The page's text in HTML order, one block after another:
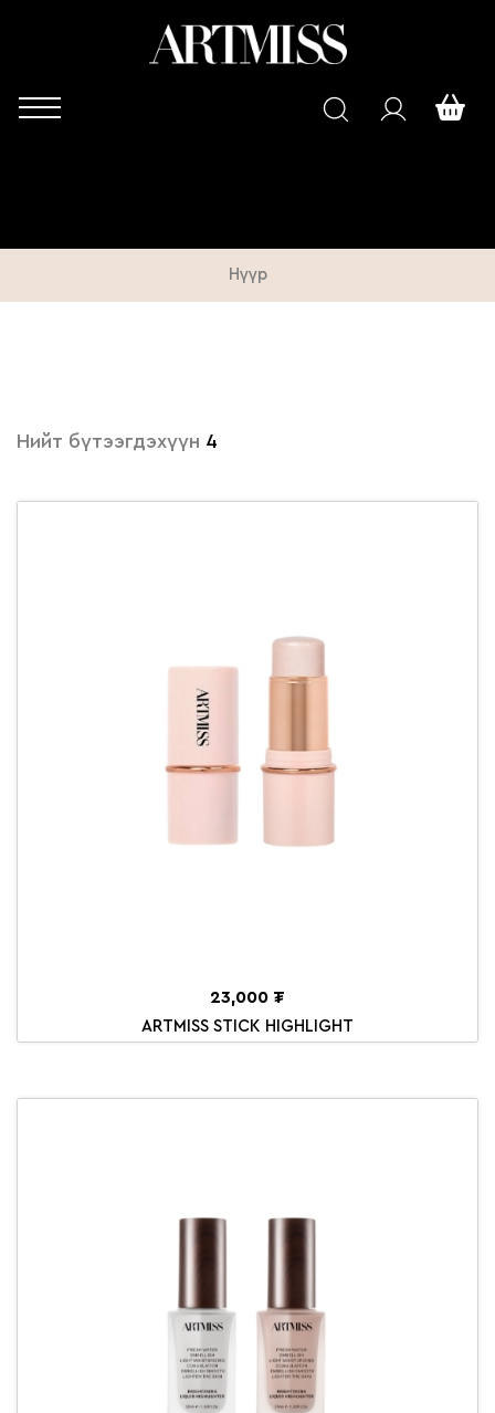
Нүүр
Нийт бүтээгдэхүүн 4
23,000 ₮
ARTMISS STICK HIGHLIGHT